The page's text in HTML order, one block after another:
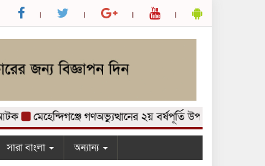
মেহেন্দিগঞ্জে গণঅভ্যুত্থানের ২য় বর্ষপূর্তি উপলক্ষে আলোচনা সভা
সারা বাংলা অন্যান্য